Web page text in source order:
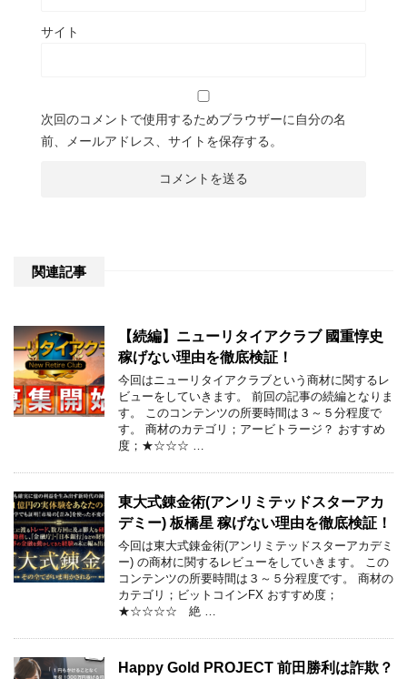
サイト
次回のコメントで使用するためブラウザーに自分の名
前、メールアドレス、サイトを保存する。
関連記事
【続編】ニューリタイアクラブ 國重惇史
稼げない理由を徹底検証！
今回はニューリタイアクラブという商材に関するレ
ビューをしていきます。 前回の記事の続編となりま
す。 このコンテンツの所要時間は３～５分程度で
す。 商材のカテゴリ；アービトラージ？ おすすめ
度；★☆☆☆ …
東大式錬金術(アンリミテッドスターアカ
デミー) 板橋星 稼げない理由を徹底検証！
今回は東大式錬金術(アンリミテッドスターアカデミ
ー) の商材に関するレビューをしていきます。 この
コンテンツの所要時間は３～５分程度です。 商材の
カテゴリ；ビットコインFX おすすめ度；
★☆☆☆☆ 絶 …
Happy Gold PROJECT 前田勝利は詐欺？